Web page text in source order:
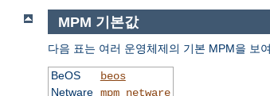
MPM 기본값
다음 표는 여러 운영체제의 기본 MPM을 보
BeOS
beos
Netware mpm_netware